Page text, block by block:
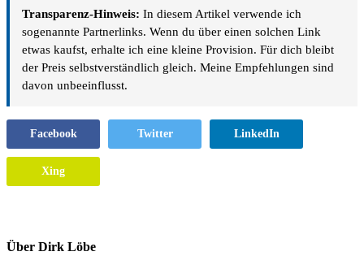
Transparenz-Hinweis: In diesem Artikel verwende ich
sogenannte Partnerlinks. Wenn du über einen solchen Link
etwas kaufst, erhalte ich eine kleine Provision. Für dich bleibt
der Preis selbstverständlich gleich. Meine Empfehlungen sind
davon unbeeinflusst.
Facebook Twitter LinkedIn
Xing
Über Dirk Löbe